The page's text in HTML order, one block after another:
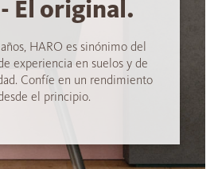
El original.
HARO es sinónimo del
experiencia en suelos y de
Confíe en un rendimiento
el principio.